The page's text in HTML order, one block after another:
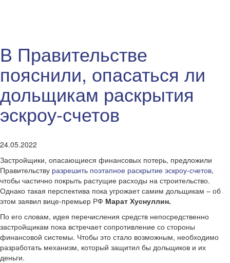
В Правительстве
пояснили, опасаться ли
дольщикам раскрытия
эскроу-счетов
24.05.2022
Застройщики, опасающиеся финансовых потерь, предложили
Правительству разрешить поэтапное раскрытие эскроу-счетов,
чтобы частично покрыть растущие расходы на строительство.
Однако такая перспектива пока угрожает самим дольщикам – об
этом заявил вице-премьер РФ Марат Хуснуллин.
По его словам, идея перечисления средств непосредственно
застройщикам пока встречает сопротивление со стороны
финансовой системы. Чтобы это стало возможным, необходимо
разработать механизм, который защитил бы дольщиков и их
деньги.